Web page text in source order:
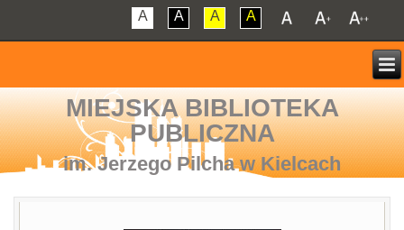
A A A A
MIEJSKA BIBLIOTEKA
PUBLICZNA
im. Jerzego Pilcha w Kielcach